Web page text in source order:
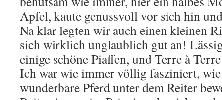
Apfel, kaute genussvoll vor sich hin
Na klar legten wir auch einen kleinen
sich wirklich unglaublich gut an!
einige schöne Piaffen, und Terre à
Ich war wie immer völlig fasziniert, wie
wunderbare Pferd unter dem Reiter